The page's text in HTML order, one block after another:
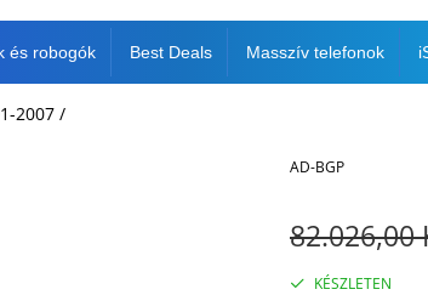
és robogók Best Deals Masszív telefonok
2007 /
AD-BGP
82.026,00
KÉSZLETEN